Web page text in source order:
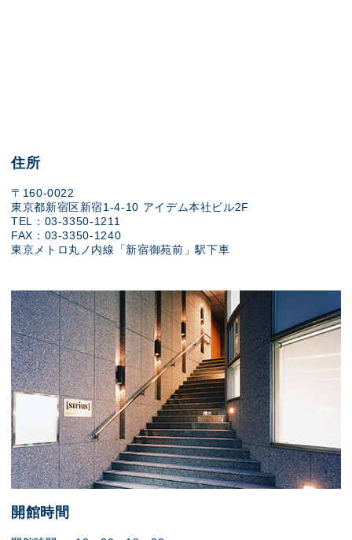
住所
〒160-0022
東京都新宿区新宿1-4-10 アイデム本社ビル2F
TEL：03-3350-1211
FAX：03-3350-1240
東京メトロ丸ノ内線「新宿御苑前」駅下車
開館時間